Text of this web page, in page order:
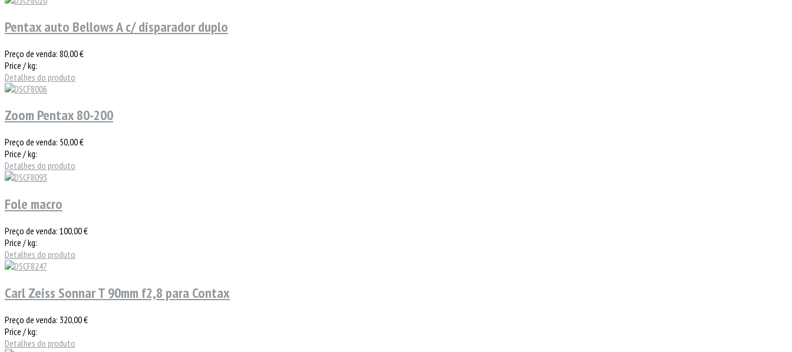
Pentax auto Bellows A c/ disparador duplo
Preço de venda: 80,00 €
Price / kg:
Detalhes do produto
Zoom Pentax 80-200
Preço de venda: 50,00 €
Price / kg:
Detalhes do produto
Fole macro
Preço de venda: 100,00 €
Price / kg:
Detalhes do produto
Carl Zeiss Sonnar T 90mm f2,8 para Contax
Preço de venda: 320,00 €
Price / kg:
Detalhes do produto